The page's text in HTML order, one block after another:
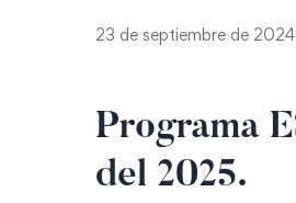
23 de septiembre de 2024
Programa
del 2025.